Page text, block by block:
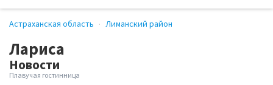
Астраханская область Лиманский район
Лариса
Новости
Плавучая гостинница